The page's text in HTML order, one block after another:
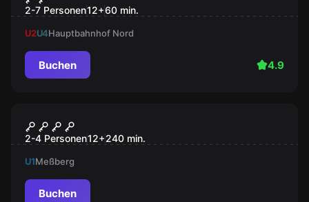
2-7 Personen12+60 min.
U2U4Hauptbahnhof Nord
Buchen 4.9
Rätseltisch
2-4 Personen12+240 min.
U1Meßberg
Buchen